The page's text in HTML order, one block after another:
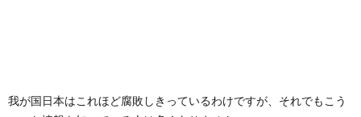
我が国日本はこれほど腐敗しきっているわけですが、それでもこう